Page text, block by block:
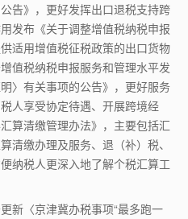
告》，更好发挥出口退税支持跨
发布《关于调整增值税纳税申报
适用增值税征税政策的出口货物
值税纳税申报服务和管理水平发
〉有关事项的公告》，更好服务
人享受协定待遇、开展跨境经
算清缴管理办法》，主要包括汇
清缴办理及服务、退（补）税、
纳税人更深入地了解个税汇算工
新〈京津冀办税事项“最多跑一